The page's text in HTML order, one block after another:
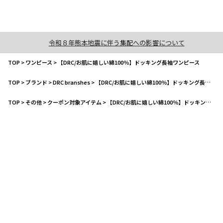
令和８年熊本地震に伴う集配への影響について
TOP>ワンピース > 【DRC/お肌に嬉しい綿100％】ドッキング長袖ワンピース
TOP>ブランド >DRC branshes> 【DRC/お肌に嬉しい綿100％】ドッキング長袖ワンピース
TOP>その他>クーポン対象アイテム > 【DRC/お肌に嬉しい綿100％】ドッキング長袖ワンピース